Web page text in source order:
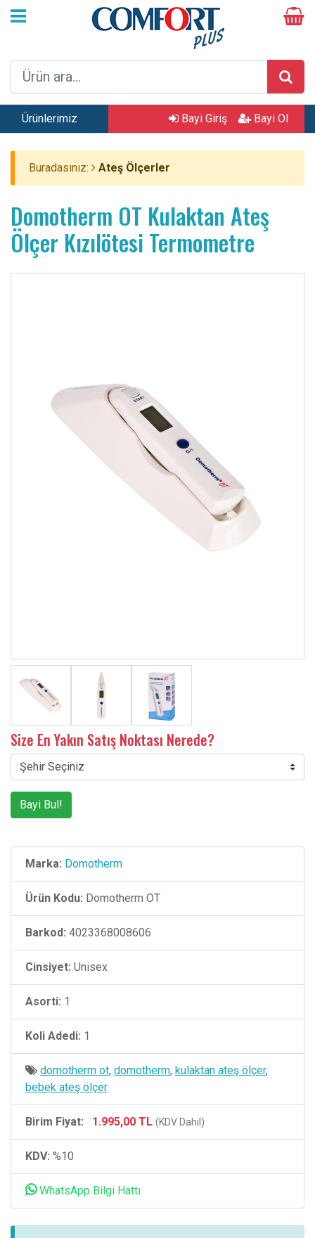
Ürünlerimiz Bayi Giriş Bayi Ol
Buradasınız: Ateş Ölçerler
Domotherm OT Kulaktan Ateş
Ölçer Kızılötesi Termometre
Size En Yakın Satış Noktası Nerede?
Bayi Bul!
Marka: Domotherm
Ürün Kodu: Domotherm OT
Barkod: 4023368008606
Cinsiyet: Unisex
Asorti: 1
Koli Adedi: 1
domotherm ot, domotherm, kulaktan ateş ölçer,
bebek ateş ölçer
Birim Fiyat: 1.995,00 TL (KDV Dahil)
KDV: %10
WhatsApp Bilgi Hattı